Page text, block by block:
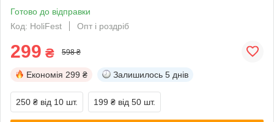
Готово до відправки
Код: HoliFest
Опт і роздріб
299 ₴ 598 ₴
Економія 299 ₴ Залишилось 5 днів
250 ₴ від 10 шт. 199 ₴ від 50 шт.